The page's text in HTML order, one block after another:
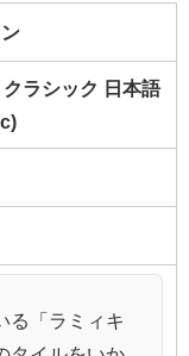
ラシック 日本語
る「ラミィキ